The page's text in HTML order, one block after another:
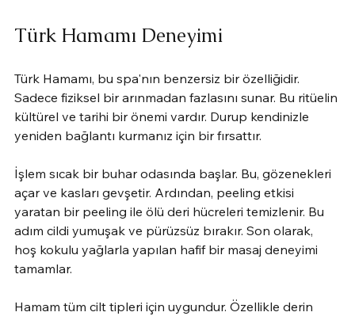
Türk Hamamı Deneyimi
Türk Hamamı, bu spa'nın benzersiz bir özelliğidir.
Sadece fiziksel bir arınmadan fazlasını sunar. Bu ritüelin
kültürel ve tarihi bir önemi vardır. Durup kendinizle
yeniden bağlantı kurmanız için bir fırsattır.
İşlem sıcak bir buhar odasında başlar. Bu, gözenekleri
açar ve kasları gevşetir. Ardından, peeling etkisi
yaratan bir peeling ile ölü deri hücreleri temizlenir. Bu
adım cildi yumuşak ve pürüzsüz bırakır. Son olarak,
hoş kokulu yağlarla yapılan hafif bir masaj deneyimi
tamamlar.
Hamam tüm cilt tipleri için uygundur. Özellikle derin